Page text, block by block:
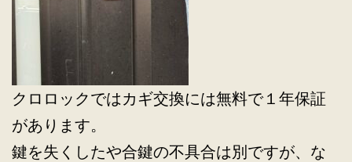
クロロックではカギ交換には無料で１年保証
があります。
鍵を失くしたや合鍵の不具合は別ですが、な